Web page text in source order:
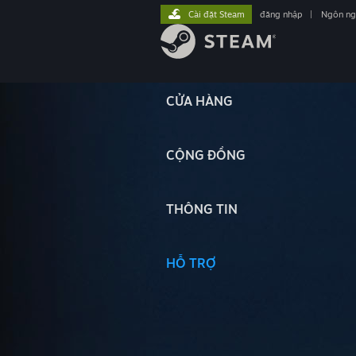
CỬA HÀNG
CỘNG ĐỒNG
THÔNG TIN
HỖ TRỢ
Cài đặt Steam đăng nhập Ngôn